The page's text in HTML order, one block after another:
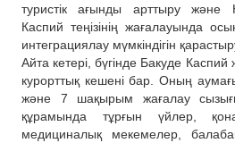
туристік ағынды арттыру және
Каспий теңізінің жағалауында
интеграциялау мүмкіндігін
Айта кетері, бүгінде Бакуде
курорттық кешені бар. Оның
және 7 шақырым жағалау
құрамында тұрғын үйлер,
медициналық мекемелер,